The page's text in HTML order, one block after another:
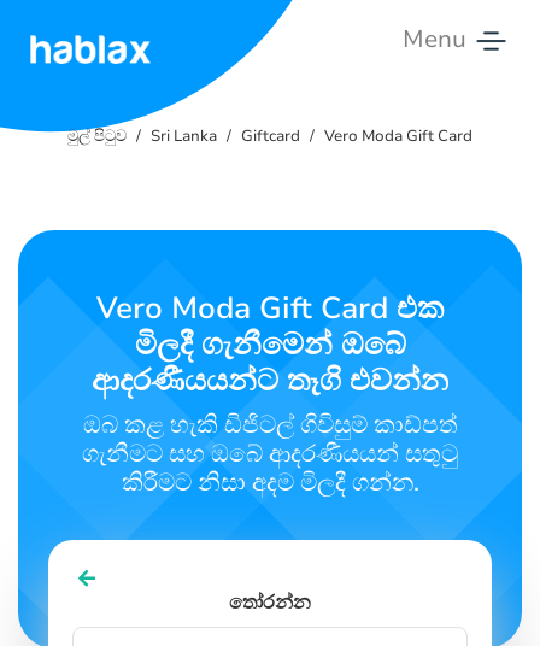
Menu
මුල් පිටුව Sri Lanka Giftcard Vero Moda Gift Card
Vero Moda Gift Card එක
මිලදී ගැනීමෙන් ඔබේ
ආදරණීයයන්ට තෑගි එවන්න
ඔබ කළ හැකි ඩිජිටල් ගිවිසුම් කාඩ්පත්
ගැනීමට සහ ඔබේ ආදරණීයයන් සතුටු
කිරීමට නිසා අදම මිලදී ගන්න.
තෝරන්න